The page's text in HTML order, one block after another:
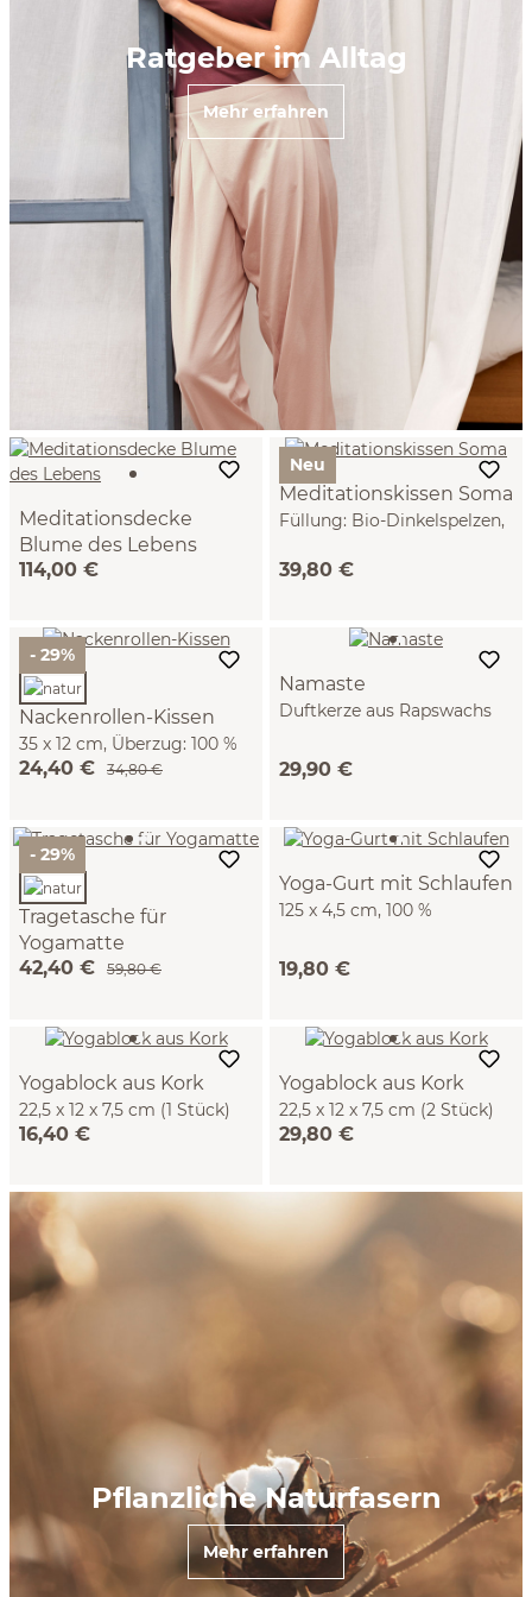
Ratgeber im Alltag
Mehr erfahren
Meditationsdecke
Blume des Lebens
natur/quarz, 150 x 200 cm,
114,00 €
Neu
Meditationskissen Soma
Füllung: Bio-Dinkelspelzen,
GOTS (32 x 12 cm)
39,80 €
- 29%
Nackenrollen-Kissen
35 x 12 cm, Überzug: 100 %
Baumwolle, Füllung: Bio-
35 x 12 cm)
24,40 € 34,80 €
Namaste
Duftkerze aus Rapswachs
29,90 €
- 29%
Tragetasche für
Yogamatte
100 % Baumwolle, GOTS
42,40 € 59,80 €
Yoga-Gurt mit Schlaufen
125 x 4,5 cm, 100 %
19,80 €
Yogablock aus Kork
22,5 x 12 x 7,5 cm (1 Stück)
16,40 €
Yogablock aus Kork
22,5 x 12 x 7,5 cm (2 Stück)
29,80 €
Pflanzliche Naturfasern
Mehr erfahren